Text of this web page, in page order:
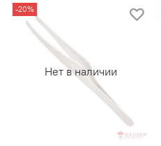
Нет в наличии
-20%